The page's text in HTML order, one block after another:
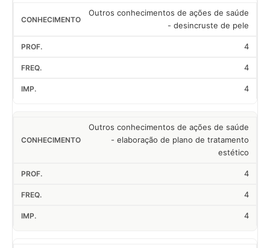
Outros conhecimentos de ações de saúde
- desincruste de pele
4
4
4
Outros conhecimentos de ações de saúde
- elaboração de plano de tratamento
estético
4
4
4